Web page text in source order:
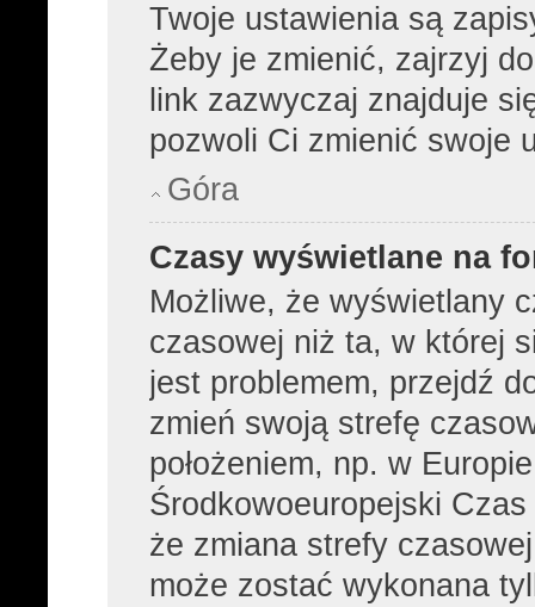
Twoje ustawienia są
Żeby je zmienić, zajrzyj
link zazwyczaj znajduje
pozwoli Ci zmienić swoje
Góra
Czasy wyświetlane na
Możliwe, że wyświetlany
czasowej niż ta, w której
jest problemem, przejdź
zmień swoją strefę
położeniem, np. w
Środkowoeuropejski
że zmiana strefy
może zostać wykonana